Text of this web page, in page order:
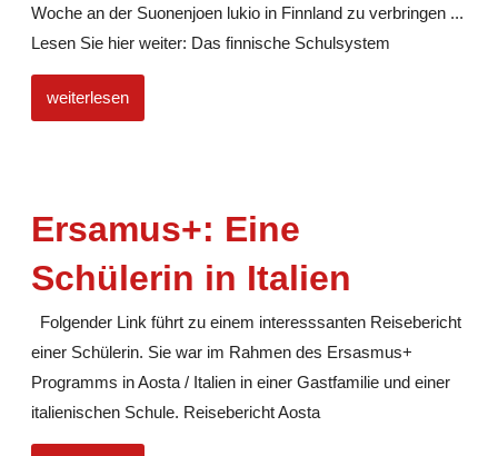
Woche an der Suonenjoen lukio in Finnland zu verbringen ...
Lesen Sie hier weiter: Das finnische Schulsystem
weiterlesen
Ersamus+: Eine
Schülerin in Italien
Folgender Link führt zu einem interesssanten Reisebericht
einer Schülerin. Sie war im Rahmen des Ersasmus+
Programms in Aosta / Italien in einer Gastfamilie und einer
italienischen Schule. Reisebericht Aosta